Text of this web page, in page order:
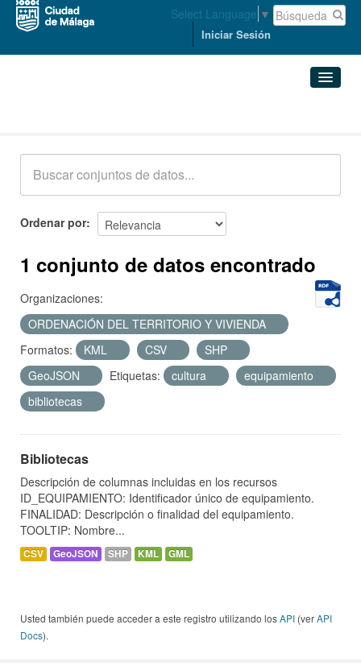
Select Language ▼
Iniciar Sesión
Acerca de
Ordenar por
1 conjunto de datos encontrado
Organizaciones:
ORDENACIÓN DEL TERRITORIO Y VIVIENDA
Formatos:
KML CSV
SHP
GeoJSON
Etiquetas: cultura
equipamiento
bibliotecas
Bibliotecas
Descripción de columnas incluidas en los recursos
ID_EQUIPAMIENTO: Identificador único de equipamiento.
FINALIDAD: Descripción o finalidad del equipamiento.
TOOLTIP: Nombre...
CSV GeoJSON SHP KML GML
Usted también puede acceder a este registro utilizando losAPI (verAPI
Docs).